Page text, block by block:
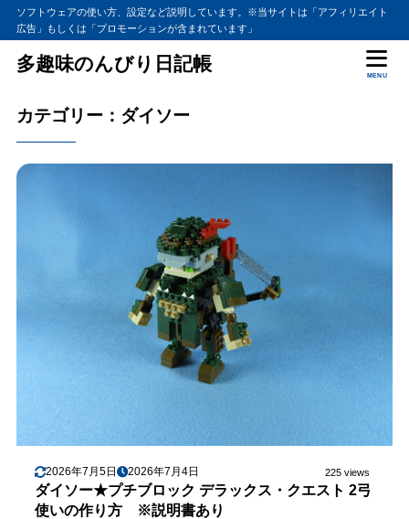
ソフトウェアの使い方、設定など説明しています。※当サイトは「アフィリエイト
広告」もしくは「プロモーションが含まれています」
多趣味のんびり日記帳
MENU
カテゴリー：ダイソー
2026年7月5日 2026年7月4日 225 views
ダイソー★プチブロック デラックス・クエスト 2弓
使いの作り方 ※説明書あり